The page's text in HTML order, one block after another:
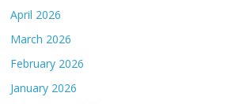
April 2026
March 2026
February 2026
January 2026